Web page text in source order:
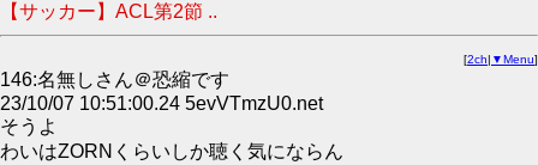
【サッカー】ACL第2節 ..
[2ch| ▼Menu]
146:名無しさん＠恐縮です
23/10/07 10:51:00.24 5evVTmzU0.net
そうよ
わいはZORNくらいしか聴く気にならん